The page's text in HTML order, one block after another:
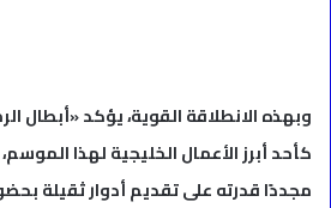
وبهذه الانطلاقة القوية، يؤكد «أبطال
كأحد أبرز الأعمال الخليجية لهذا
مجددًا قدرته على تقديم أدوار ثقيلة